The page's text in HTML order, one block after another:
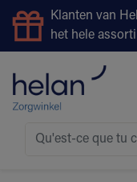
Klanten van
het hele